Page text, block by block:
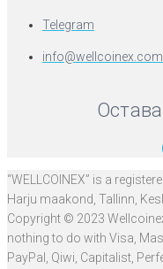
Telegram
info@wellcoinex.com
“WELLCOINEX” is a
Harju maakond, Tallinn,
Copyright © 2023
nothing to do with Visa,
PayPal, Qiwi, Capitalist,